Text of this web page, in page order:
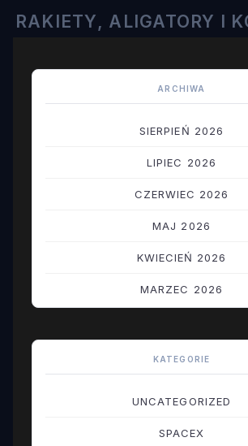
RAKIETY, ALIGATORY I
ARCHIWA
SIERPIEŃ 2026
LIPIEC 2026
CZERWIEC 2026
MAJ 2026
KWIECIEŃ 2026
MARZEC 2026
STYCZEŃ 2026
KATEGORIE
UNCATEGORIZED
SPACEX